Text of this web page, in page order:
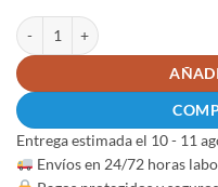
Caña de acero 2 piezas con
Entrega estimada el 10 - 11
Envíos en 24/72 horas